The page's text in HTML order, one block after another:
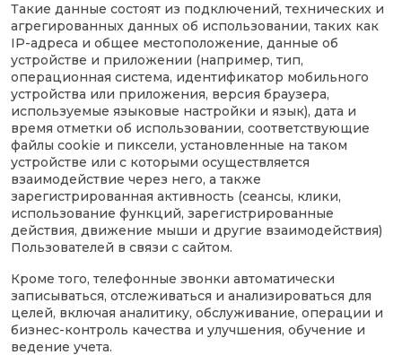
Такие данные состоят из подключений, технических и
агрегированных данных об использовании, таких как
IP-адреса и общее местоположение, данные об
устройстве и приложении (например, тип,
операционная система, идентификатор мобильного
устройства или приложения, версия браузера,
используемые языковые настройки и язык), дата и
время отметки об использовании, соответствующие
файлы cookie и пиксели, установленные на таком
устройстве или с которыми осуществляется
взаимодействие через него, а также
зарегистрированная активность (сеансы, клики,
использование функций, зарегистрированные
действия, движение мыши и другие взаимодействия)
Пользователей в связи с сайтом.
Кроме того, телефонные звонки автоматически
записываться, отслеживаться и анализироваться для
целей, включая аналитику, обслуживание, операции и
бизнес-контроль качества и улучшения, обучение и
ведение учета.